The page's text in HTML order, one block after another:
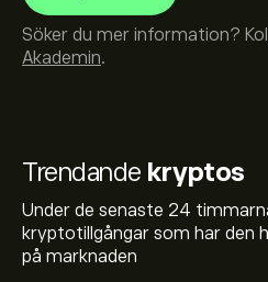
Trendande kryptos
Under de senaste 24
kryptotillgångar som har den
på marknaden
Söker du mer information?
Akademin.